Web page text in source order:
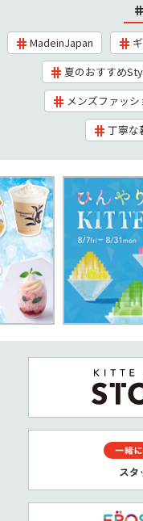
MadeinJapan
夏のおすすめ
メンズファッシ
丁寧な